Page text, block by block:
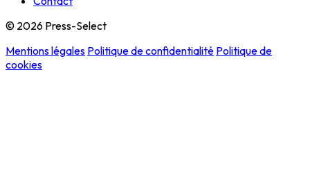
© 2026 Press-Select
Mentions légales Politique de confidentialité Politique de
cookies